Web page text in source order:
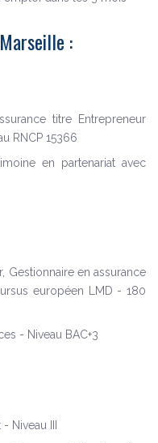
:
titre Entrepreneur
RNCP 15366
en partenariat avec
Gestionnaire en assurance
européen LMD - 180
- Niveau BAC+3
Niveau III